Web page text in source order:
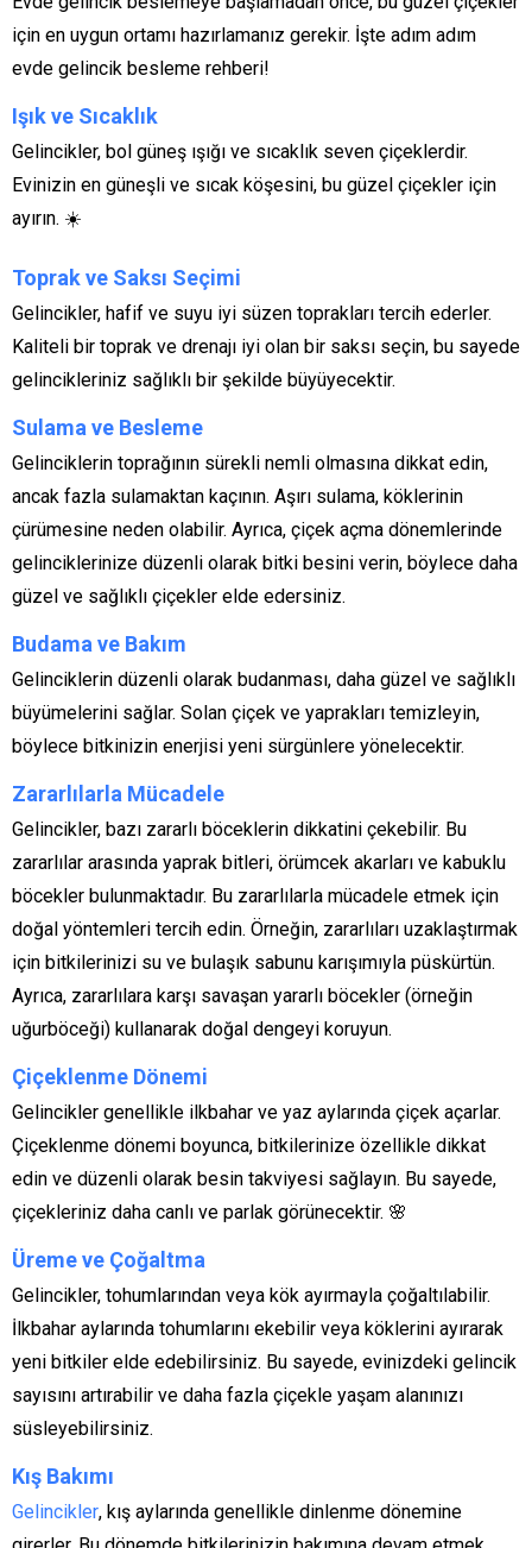
için en uygun ortamı hazırlamanız gerekir. İşte adım adım
evde gelincik besleme rehberi!
Işık ve Sıcaklık
Gelincikler, bol güneş ışığı ve sıcaklık seven çiçeklerdir.
Evinizin en güneşli ve sıcak köşesini, bu güzel çiçekler için
ayırın. ☀️
Toprak ve Saksı Seçimi
Gelincikler, hafif ve suyu iyi süzen toprakları tercih ederler.
Kaliteli bir toprak ve drenajı iyi olan bir saksı seçin, bu sayede
gelincikleriniz sağlıklı bir şekilde büyüyecektir.
Sulama ve Besleme
Gelinciklerin toprağının sürekli nemli olmasına dikkat edin,
ancak fazla sulamaktan kaçının. Aşırı sulama, köklerinin
çürümesine neden olabilir. Ayrıca, çiçek açma dönemlerinde
gelinciklerinize düzenli olarak bitki besini verin, böylece daha
güzel ve sağlıklı çiçekler elde edersiniz.
Budama ve Bakım
Gelinciklerin düzenli olarak budanması, daha güzel ve sağlıklı
büyümelerini sağlar. Solan çiçek ve yaprakları temizleyin,
böylece bitkinizin enerjisi yeni sürgünlere yönelecektir.
Zararlılarla Mücadele
Gelincikler, bazı zararlı böceklerin dikkatini çekebilir. Bu
zararlılar arasında yaprak bitleri, örümcek akarları ve kabuklu
böcekler bulunmaktadır. Bu zararlılarla mücadele etmek için
doğal yöntemleri tercih edin. Örneğin, zararlıları uzaklaştırmak
için bitkilerinizi su ve bulaşık sabunu karışımıyla püskürtün.
Ayrıca, zararlılara karşı savaşan yararlı böcekler (örneğin
uğurböceği) kullanarak doğal dengeyi koruyun.
Çiçeklenme Dönemi
Gelincikler genellikle ilkbahar ve yaz aylarında çiçek açarlar.
Çiçeklenme dönemi boyunca, bitkilerinize özellikle dikkat
edin ve düzenli olarak besin takviyesi sağlayın. Bu sayede,
çiçekleriniz daha canlı ve parlak görünecektir. 🌸
Üreme ve Çoğaltma
Gelincikler, tohumlarından veya kök ayırmayla çoğaltılabilir.
İlkbahar aylarında tohumlarını ekebilir veya köklerini ayırarak
yeni bitkiler elde edebilirsiniz. Bu sayede, evinizdeki gelincik
sayısını artırabilir ve daha fazla çiçekle yaşam alanınızı
süsleyebilirsiniz.
Kış Bakımı
Gelincikler, kış aylarında genellikle dinlenme dönemine